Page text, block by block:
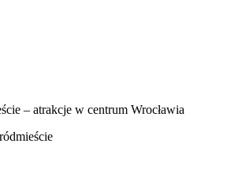
– atrakcje w centrum Wrocławia